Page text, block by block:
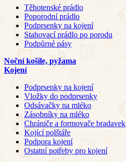
Těhotenské prádlo
Poporodní prádlo
Podprsenky na kojení
Stahovací prádlo po porodu
Podpůrné pásy
Noční košile, pyžama
Kojení
Podprsenky na kojení
Vložky do podprsenky
Odsávačky na mléko
Zásobníky na mléko
Chrániče a formovače bradavek
Kojící polštáře
Podpora kojení
Ostatní potřeby pro kojení